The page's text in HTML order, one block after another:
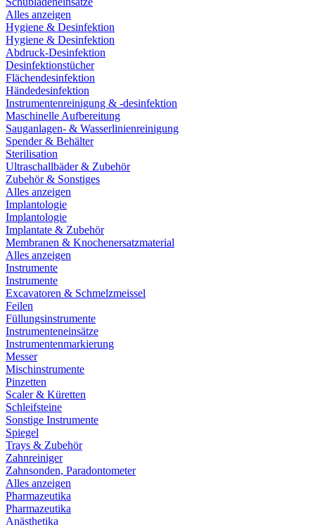
Alles anzeigen
Hygiene & Desinfektion
Hygiene & Desinfektion
Abdruck-Desinfektion
Desinfektionstücher
Flächendesinfektion
Händedesinfektion
Instrumentenreinigung & -desinfektion
Maschinelle Aufbereitung
Sauganlagen- & Wasserlinienreinigung
Spender & Behälter
Sterilisation
Ultraschallbäder & Zubehör
Zubehör & Sonstiges
Alles anzeigen
Implantologie
Implantologie
Implantate & Zubehör
Membranen & Knochenersatzmaterial
Alles anzeigen
Instrumente
Instrumente
Excavatoren & Schmelzmeissel
Feilen
Füllungsinstrumente
Instrumenteneinsätze
Instrumentenmarkierung
Messer
Mischinstrumente
Pinzetten
Scaler & Küretten
Schleifsteine
Sonstige Instrumente
Spiegel
Trays & Zubehör
Zahnreiniger
Zahnsonden, Paradontometer
Alles anzeigen
Pharmazeutika
Pharmazeutika
Anästhetika